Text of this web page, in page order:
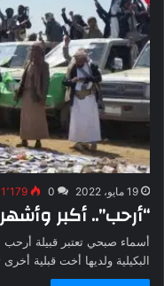
19 مايو، 2022 0 1٬179
“أرحب”.. أكبر
أسماء صبحي تعتبر قبيلة أرحب
البكيلية ولديها أخت قبلية